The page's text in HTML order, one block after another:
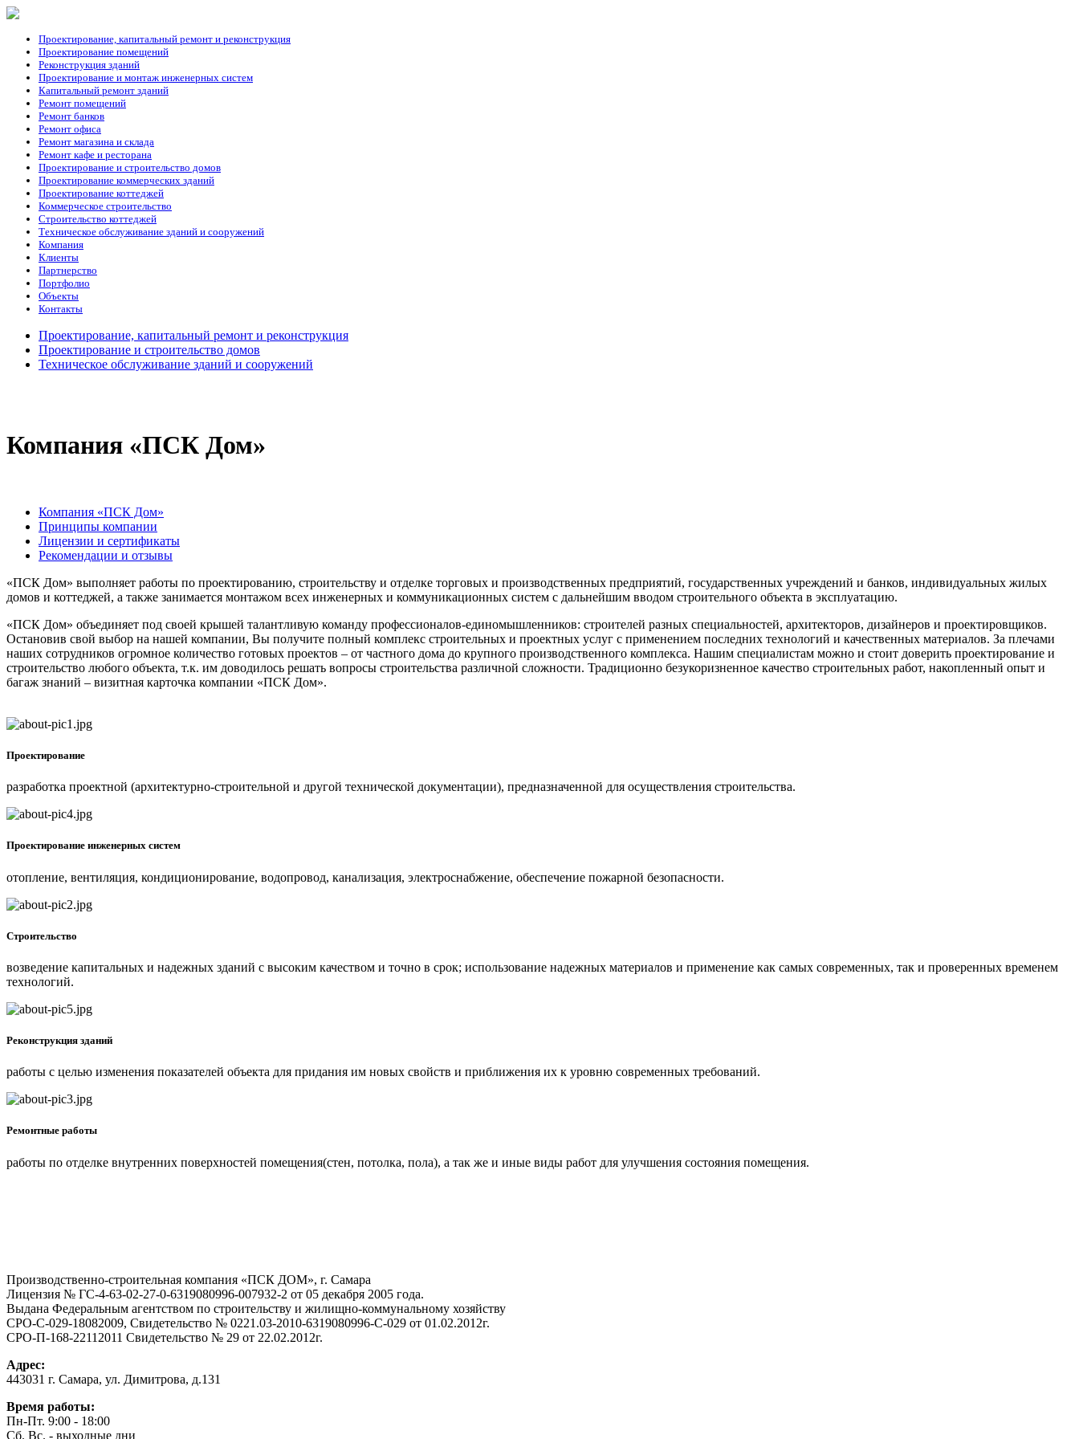
Проектирование, капитальный ремонт и реконструкция
Проектирование помещений
Реконструкция зданий
Проектирование и монтаж инженерных систем
Капитальный ремонт зданий
Ремонт помещений
Ремонт банков
Ремонт офиса
Ремонт магазина и склада
Ремонт кафе и ресторана
Проектирование и строительство домов
Проектирование коммерческих зданий
Проектирование коттеджей
Коммерческое строительство
Строительство коттеджей
Техническое обслуживание зданий и сооружений
Компания
Клиенты
Партнерство
Портфолио
Объекты
Контакты
Проектирование, капитальный ремонт и реконструкция
Проектирование и строительство домов
Техническое обслуживание зданий и сооружений
Компания «ПСК Дом»
Компания «ПСК Дом»
Принципы компании
Лицензии и сертификаты
Рекомендации и отзывы
«ПСК Дом» выполняет работы по проектированию, строительству и отделке торговых и производственных предприятий, государственных учреждений и банков, индивидуальных жилых
домов и коттеджей, а также занимается монтажом всех инженерных и коммуникационных систем с дальнейшим вводом строительного объекта в эксплуатацию.
«ПСК Дом» объединяет под своей крышей талантливую команду профессионалов-единомышленников: строителей разных специальностей, архитекторов, дизайнеров и проектировщиков.
Остановив свой выбор на нашей компании, Вы получите полный комплекс строительных и проектных услуг с применением последних технологий и качественных материалов. За плечами
наших сотрудников огромное количество готовых проектов – от частного дома до крупного производственного комплекса. Нашим специалистам можно и стоит доверить проектирование и
строительство любого объекта, т.к. им доводилось решать вопросы строительства различной сложности. Традиционно безукоризненное качество строительных работ, накопленный опыт и
багаж знаний – визитная карточка компании «ПСК Дом».
Проектирование
разработка проектной (архитектурно-строительной и другой технической документации), предназначенной для осуществления строительства.
Проектирование инженерных систем
отопление, вентиляция, кондиционирование, водопровод, канализация, электроснабжение, обеспечение пожарной безопасности.
Строительство
возведение капитальных и надежных зданий с высоким качеством и точно в срок; использование надежных материалов и применение как самых современных, так и проверенных временем
технологий.
Реконструкция зданий
работы с целью изменения показателей объекта для придания им новых свойств и приближения их к уровню современных требований.
Ремонтные работы
работы по отделке внутренних поверхностей помещения(стен, потолка, пола), а так же и иные виды работ для улучшения состояния помещения.
Производственно-строительная компания «ПСК ДОМ», г. Самара
Лицензия № ГС-4-63-02-27-0-6319080996-007932-2 от 05 декабря 2005 года.
Выдана Федеральным агентством по строительству и жилищно-коммунальному хозяйству
СРО-С-029-18082009, Свидетельство № 0221.03-2010-6319080996-С-029 от 01.02.2012г.
СРО-П-168-22112011 Свидетельство № 29 от 22.02.2012г.
Адрес:
443031 г. Самара, ул. Димитрова, д.131
Время работы:
Пн-Пт. 9:00 - 18:00
Сб. Вс. - выходные дни